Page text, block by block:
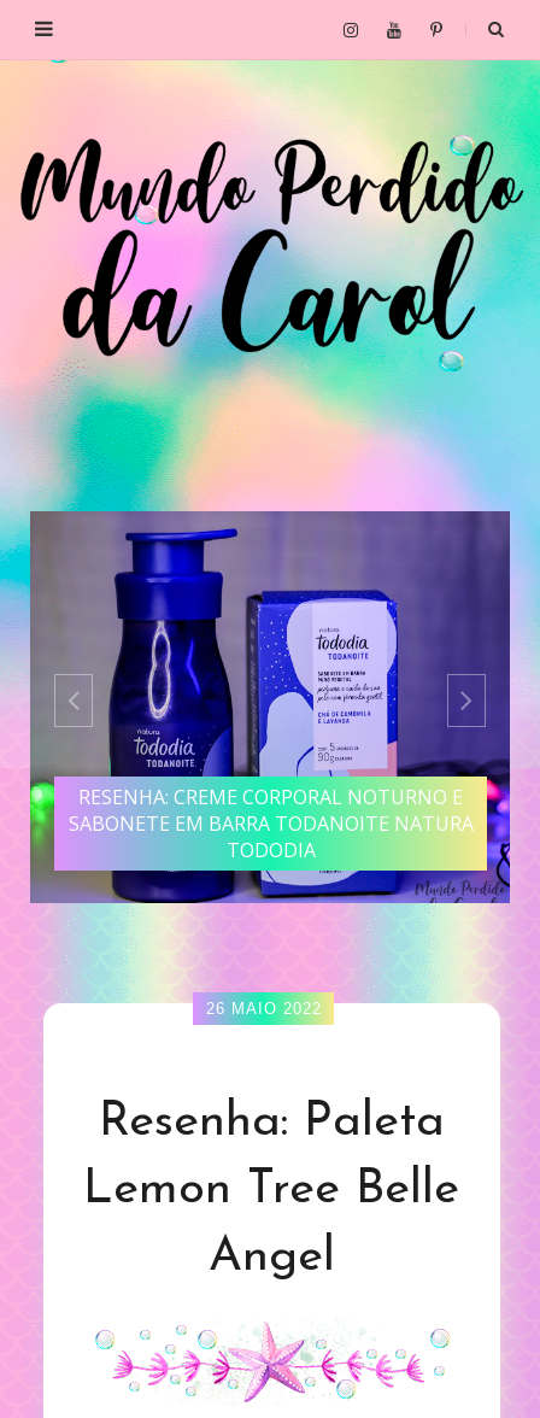
RESENHA: CREME CORPORAL NOTURNO E
SABONETE EM BARRA TODANOITE NATURA
TODODIA
26 MAIO 2022
Resenha: Paleta
Lemon Tree Belle
Angel